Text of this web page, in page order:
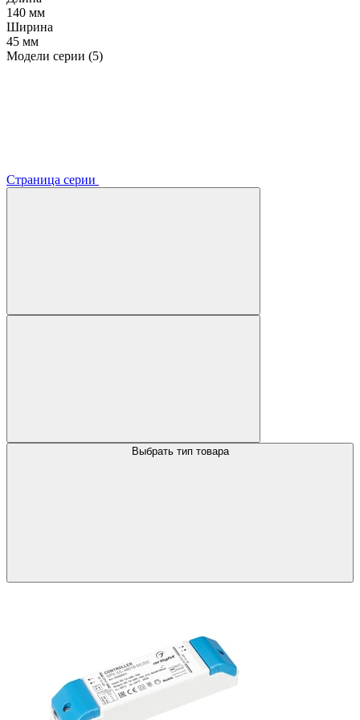
140 мм
Ширина
45 мм
Модели серии (5)
Страница серии
Выбрать тип товара